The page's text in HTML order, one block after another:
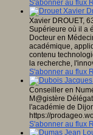
S'abonner au flux
Xavier DROUET,
Supérieure où il a
Docteur en
académique,
contenu
la recherche,
S'abonner au flux
Conseiller en
M@gistère
l'académie de
https://
S'abonner au flux